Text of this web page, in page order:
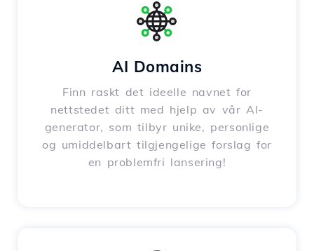
AI Domains
Finn raskt det ideelle navnet for
nettstedet ditt med hjelp av vår AI-
generator, som tilbyr unike, personlige
og umiddelbart tilgjengelige forslag for
en problemfri lansering!